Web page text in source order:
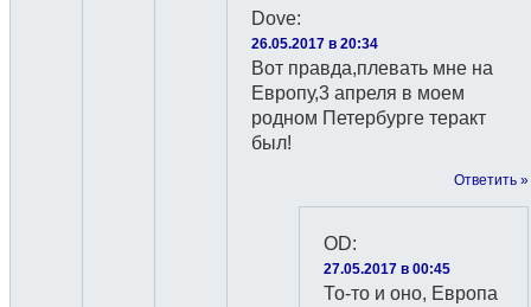
Dove:
26.05.2017 в 20:34
Вот правда,плевать мне на
Европу,3 апреля в моем
родном Петербурге теракт
был!
Ответить »
OD:
27.05.2017 в 00:45
То-то и оно, Европа